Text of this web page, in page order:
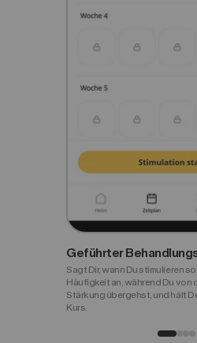
Geführter
Sagt Dir, wann Du stimulieren
Häufigkeit an, während Du von
Stärkung übergehst, und hält
Kurs.